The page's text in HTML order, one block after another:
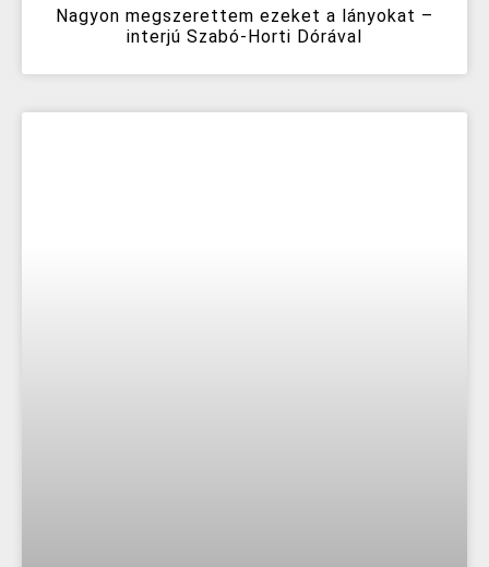
Nagyon megszerettem ezeket a lányokat –
interjú Szabó-Horti Dórával